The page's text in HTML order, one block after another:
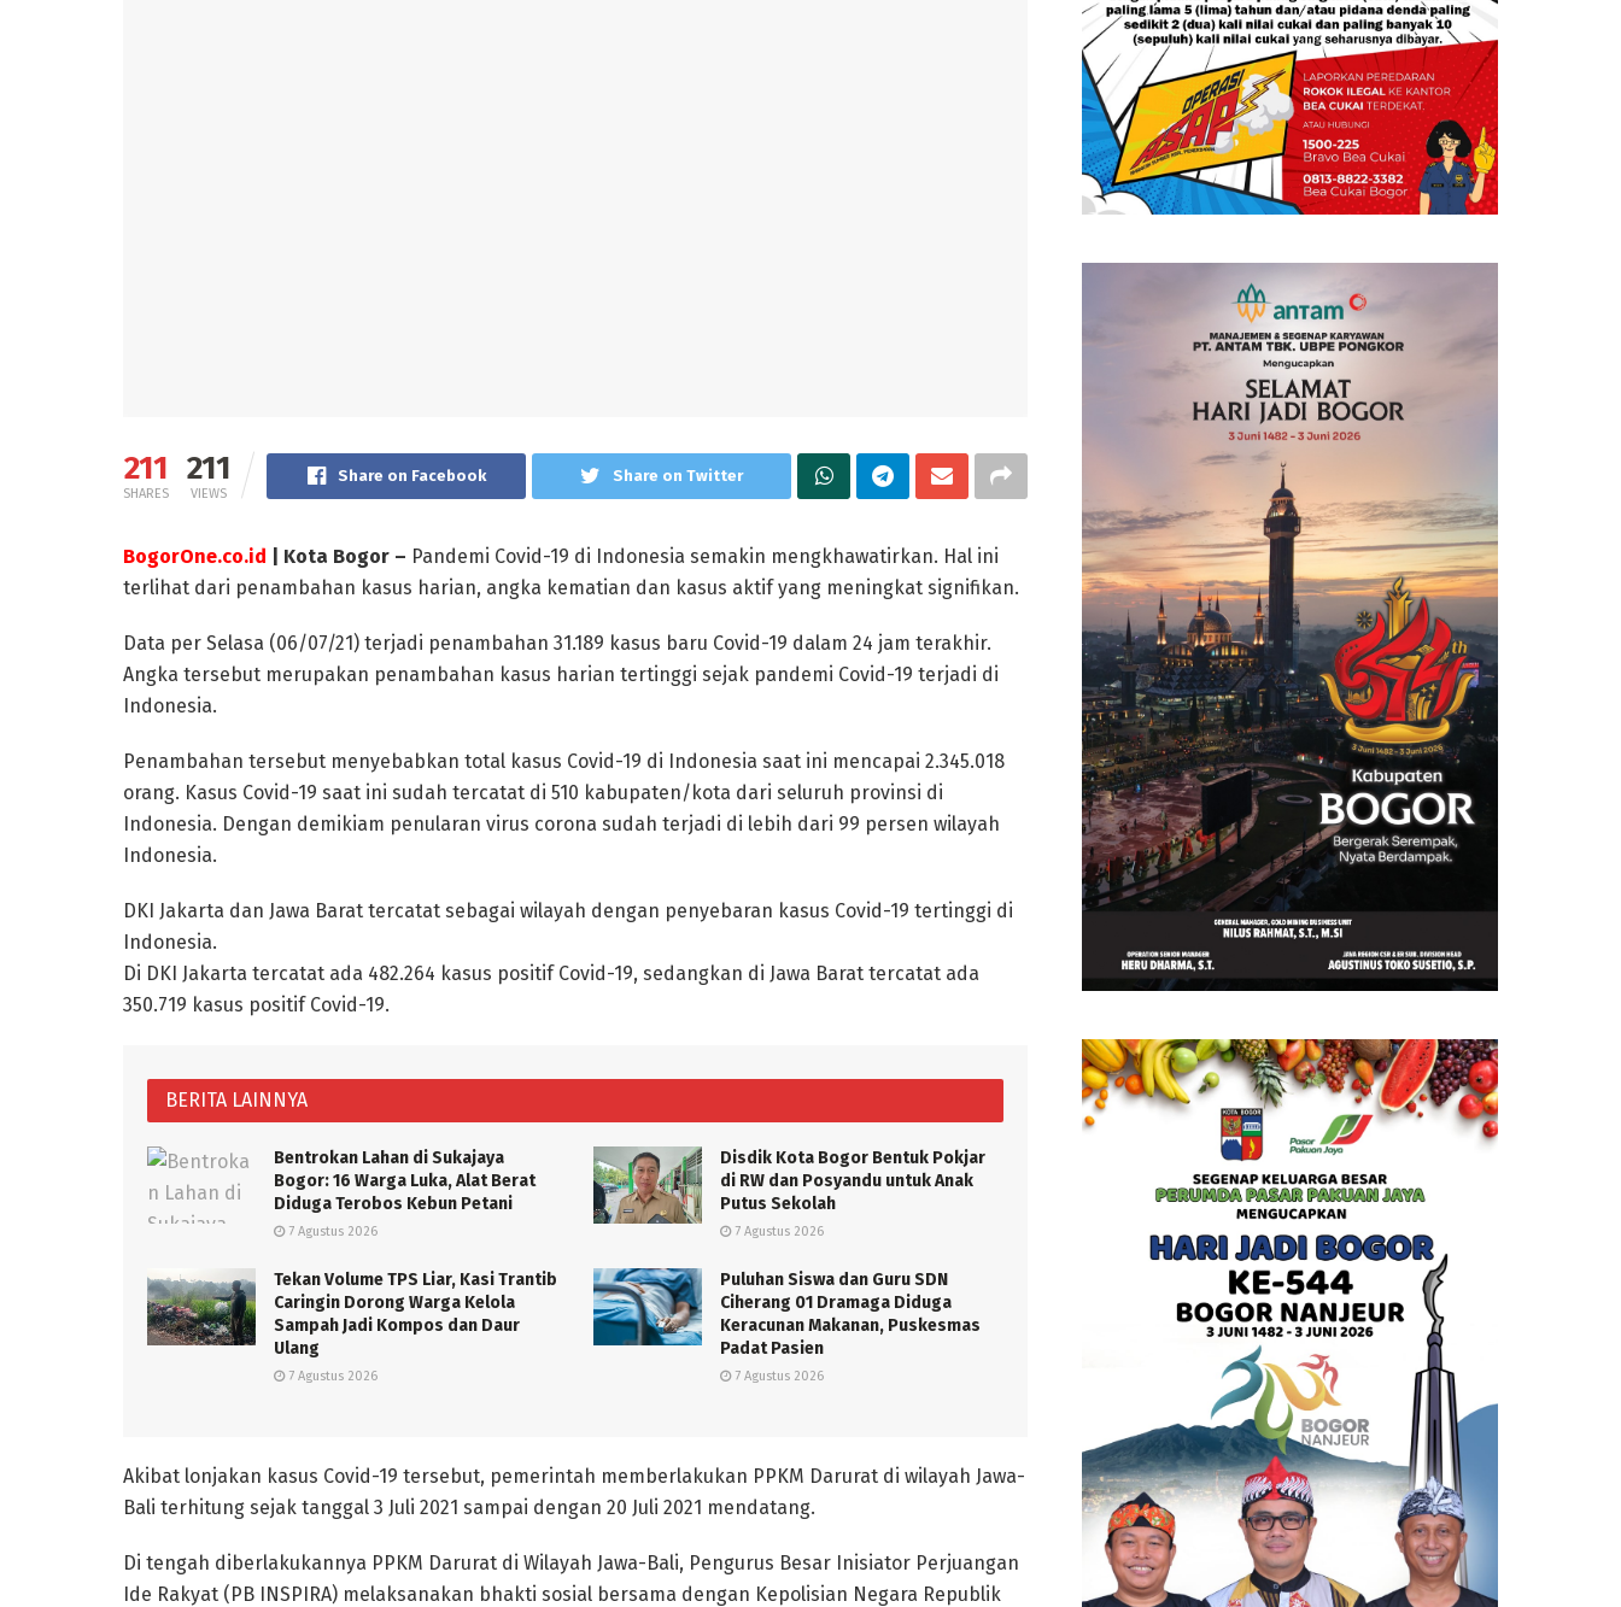
211
SHARES
211
VIEWS
Share on Facebook Share on Twitter
BogorOne.co.id | Kota Bogor – Pandemi Covid-19 di Indonesia semakin mengkhawatirkan. Hal ini
terlihat dari penambahan kasus harian, angka kematian dan kasus aktif yang meningkat signifikan.
Data per Selasa (06/07/21) terjadi penambahan 31.189 kasus baru Covid-19 dalam 24 jam terakhir.
Angka tersebut merupakan penambahan kasus harian tertinggi sejak pandemi Covid-19 terjadi di
Indonesia.
Penambahan tersebut menyebabkan total kasus Covid-19 di Indonesia saat ini mencapai 2.345.018
orang. Kasus Covid-19 saat ini sudah tercatat di 510 kabupaten/kota dari seluruh provinsi di
Indonesia. Dengan demikiam penularan virus corona sudah terjadi di lebih dari 99 persen wilayah
Indonesia.
DKI Jakarta dan Jawa Barat tercatat sebagai wilayah dengan penyebaran kasus Covid-19 tertinggi di
Indonesia.
Di DKI Jakarta tercatat ada 482.264 kasus positif Covid-19, sedangkan di Jawa Barat tercatat ada
350.719 kasus positif Covid-19.
BERITA LAINNYA
Bentrokan Lahan di Sukajaya
Bogor: 16 Warga Luka, Alat Berat
Diduga Terobos Kebun Petani
7 Agustus 2026
Disdik Kota Bogor Bentuk Pokjar
di RW dan Posyandu untuk Anak
Putus Sekolah
7 Agustus 2026
Tekan Volume TPS Liar, Kasi Trantib
Caringin Dorong Warga Kelola
Sampah Jadi Kompos dan Daur
Ulang
7 Agustus 2026
Puluhan Siswa dan Guru SDN
Ciherang 01 Dramaga Diduga
Keracunan Makanan, Puskesmas
Padat Pasien
7 Agustus 2026
Akibat lonjakan kasus Covid-19 tersebut, pemerintah memberlakukan PPKM Darurat di wilayah Jawa-
Bali terhitung sejak tanggal 3 Juli 2021 sampai dengan 20 Juli 2021 mendatang.
Di tengah diberlakukannya PPKM Darurat di Wilayah Jawa-Bali, Pengurus Besar Inisiator Perjuangan
Ide Rakyat (PB INSPIRA) melaksanakan bhakti sosial bersama dengan Kepolisian Negara Republik